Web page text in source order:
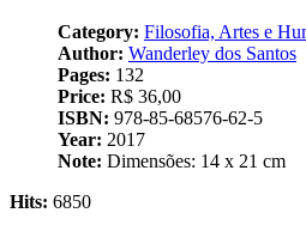
Category: Filosofia, Artes e
Author: Wanderley dos Santos
Pages: 132
Price: R$ 36,00
ISBN: 978-85-68576-62-5
Year: 2017
Note: Dimensões: ‎14 x 21 cm
Hits: 6850